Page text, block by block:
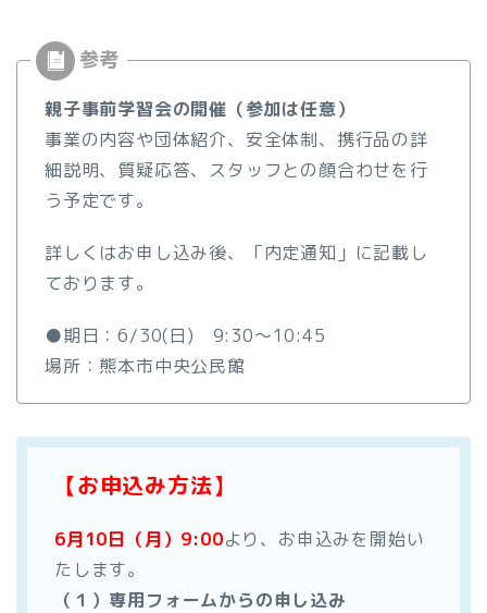
親子事前学習会の開催（参加は任意）
事業の内容や団体紹介、安全体制、携行品の詳
細説明、質疑応答、スタッフとの顔合わせを行
う予定です。
詳しくはお申し込み後、「内定通知」に記載し
ております。
●期日：6/30(日) 9:30～10:45
場所：熊本市中央公民館
【お申込み方法】
6月10日（月）9:00より、お申込みを開始い
たします。
（１）専用フォームからの申し込み